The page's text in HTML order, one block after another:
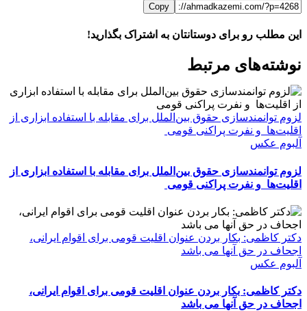
Copy
این مطلب رو برای دوستانتان به اشتراک بگذارید!
FacebookX
LinkedIn
WhatsApp
Telegram
ایمیل
نوشته‌‌های مرتبط
لزوم توانمندسازی حقوق بین‌الملل برای مقابله با استفاده ابزاری از
اقلیت‌ها و نفرت پراکنی قومی
آلبوم عکس
لزوم توانمندسازی حقوق بین‌الملل برای مقابله با استفاده ابزاری از
اقلیت‌ها و نفرت پراکنی قومی
دکتر کاظمی: بکار بردن عنوان اقلیت قومی برای اقوام ایرانی،
اجحاف در حق آنها می باشد
آلبوم عکس
دکتر کاظمی: بکار بردن عنوان اقلیت قومی برای اقوام ایرانی،
اجحاف در حق آنها می باشد